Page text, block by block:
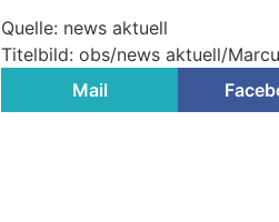
Quelle: news aktuell
Titelbild: obs/news aktuell/
Mail